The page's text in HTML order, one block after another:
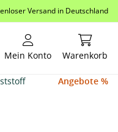
Versand in Deutschland
Mein Konto Warenkorb
Angebote %